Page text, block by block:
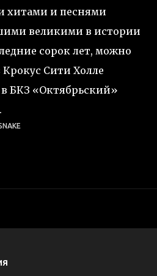
и песнями
великими в истории
сорок лет, можно
Крокус Сити Холле
БКЗ «Октябрьский»